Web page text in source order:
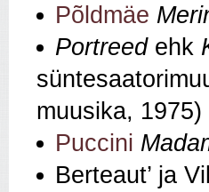
Põldmäe
Portreedehk
muusika, 1975)
Puccini
Berteaut’ ja